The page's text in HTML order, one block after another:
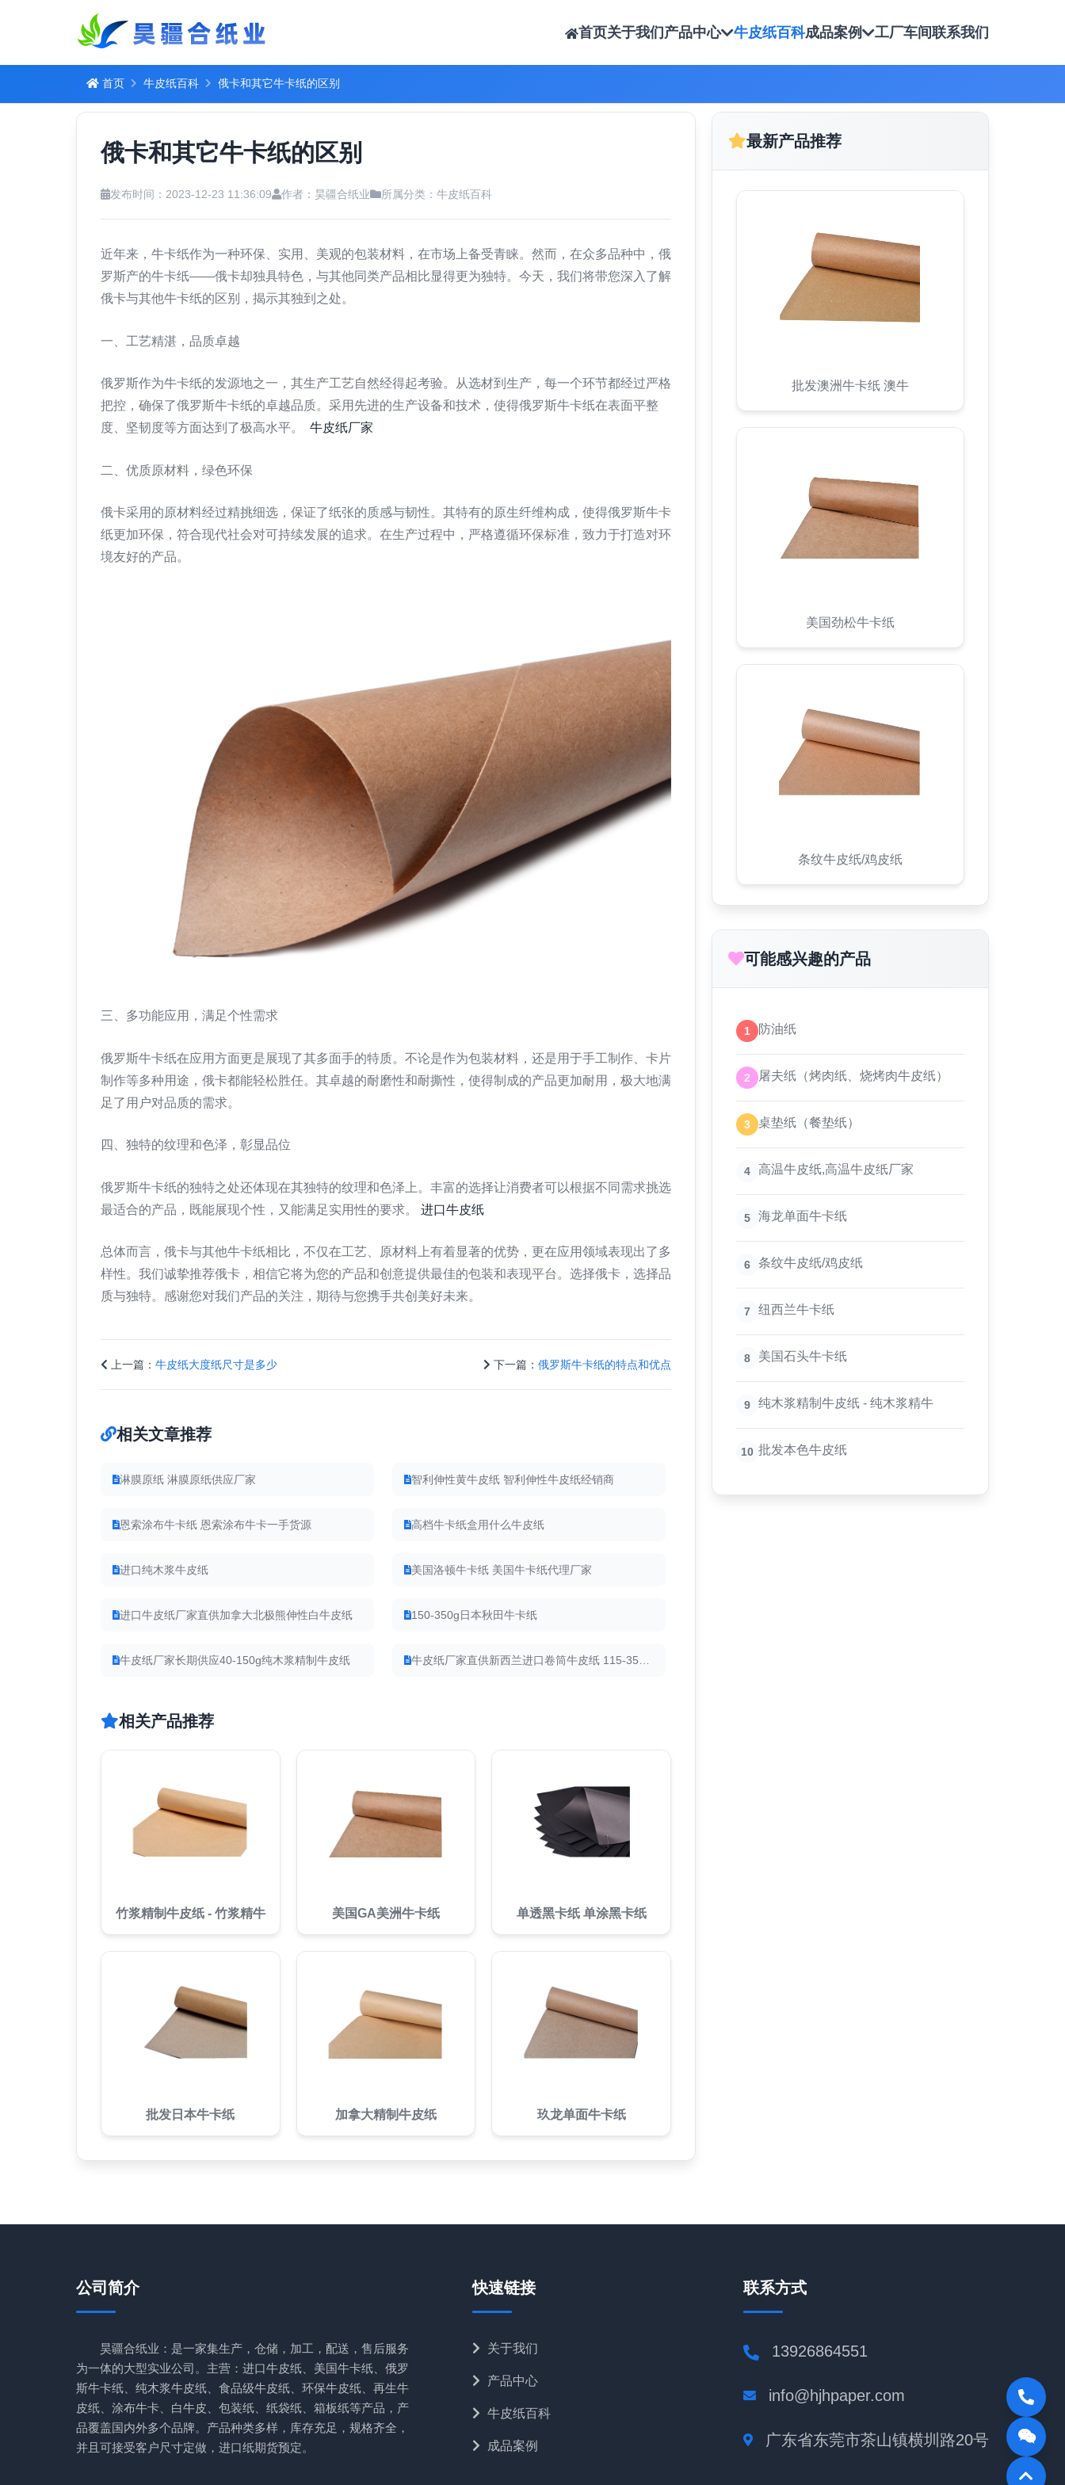
首页关于我们 产品中心 牛皮纸百科成品案例 工厂车间联系我们
首页 牛皮纸百科 俄卡和其它牛卡纸的区别
俄卡和其它牛卡纸的区别
发布时间：2023-12-23 11:36:09 作者：昊疆合纸业 所属分类： 牛皮纸百科
近年来，牛卡纸作为一种环保、实用、美观的包装材料，在市场上备受青睐。然而，在众多品种中，俄
罗斯产的牛卡纸——俄卡却独具特色，与其他同类产品相比显得更为独特。今天，我们将带您深入了解
俄卡与其他牛卡纸的区别，揭示其独到之处。
一、工艺精湛，品质卓越
俄罗斯作为牛卡纸的发源地之一，其生产工艺自然经得起考验。从选材到生产，每一个环节都经过严格
把控，确保了俄罗斯牛卡纸的卓越品质。采用先进的生产设备和技术，使得俄罗斯牛卡纸在表面平整
度、坚韧度等方面达到了极高水平。 牛皮纸厂家
二、优质原材料，绿色环保
俄卡采用的原材料经过精挑细选，保证了纸张的质感与韧性。其特有的原生纤维构成，使得俄罗斯牛卡
纸更加环保，符合现代社会对可持续发展的追求。在生产过程中，严格遵循环保标准，致力于打造对环
境友好的产品。
三、多功能应用，满足个性需求
俄罗斯牛卡纸在应用方面更是展现了其多面手的特质。不论是作为包装材料，还是用于手工制作、卡片
制作等多种用途，俄卡都能轻松胜任。其卓越的耐磨性和耐撕性，使得制成的产品更加耐用，极大地满
足了用户对品质的需求。
四、独特的纹理和色泽，彰显品位
俄罗斯牛卡纸的独特之处还体现在其独特的纹理和色泽上。丰富的选择让消费者可以根据不同需求挑选
最适合的产品，既能展现个性，又能满足实用性的要求。 进口牛皮纸
总体而言，俄卡与其他牛卡纸相比，不仅在工艺、原材料上有着显著的优势，更在应用领域表现出了多
样性。我们诚挚推荐俄卡，相信它将为您的产品和创意提供最佳的包装和表现平台。选择俄卡，选择品
质与独特。感谢您对我们产品的关注，期待与您携手共创美好未来。
上一篇： 牛皮纸大度纸尺寸是多少 下一篇： 俄罗斯牛卡纸的特点和优点
相关文章推荐
淋膜原纸 淋膜原纸供应厂家 智利伸性黄牛皮纸 智利伸性牛皮纸经销商
恩索涂布牛卡纸 恩索涂布牛卡一手货源 高档牛卡纸盒用什么牛皮纸
进口纯木浆牛皮纸 美国洛顿牛卡纸 美国牛卡纸代理厂家
进口牛皮纸厂家直供加拿大北极熊伸性白牛皮纸 150-350g日本秋田牛卡纸
牛皮纸厂家长期供应40-150g纯木浆精制牛皮纸
相关产品推荐
竹浆精制牛皮纸 - 竹浆精牛 美国GA美洲牛卡纸 单透黑卡纸 单涂黑卡纸
批发日本牛卡纸 加拿大精制牛皮纸 玖龙单面牛卡纸
最新产品推荐
批发澳洲牛卡纸 澳牛
美国劲松牛卡纸
条纹牛皮纸/鸡皮纸
可能感兴趣的产品
1 防油纸
2 屠夫纸（烤肉纸、烧烤肉牛皮纸）
3 桌垫纸（餐垫纸）
4 高温牛皮纸,高温牛皮纸厂家
5 海龙单面牛卡纸
6 条纹牛皮纸/鸡皮纸
7 纽西兰牛卡纸
8 美国石头牛卡纸
9 纯木浆精制牛皮纸 - 纯木浆精牛
10 批发本色牛皮纸
公司简介
昊疆合纸业：是一家集生产，仓储，加工，配送，售后服务
为一体的大型实业公司。主营：进口牛皮纸、美国牛卡纸、俄罗
斯牛卡纸、纯木浆牛皮纸、食品级牛皮纸、环保牛皮纸、再生牛
皮纸、涂布牛卡、白牛皮、包装纸、纸袋纸、箱板纸等产品，产
品覆盖国内外多个品牌。产品种类多样，库存充足，规格齐全，
并且可接受客户尺寸定做，进口纸期货预定。
快速链接
关于我们
产品中心
牛皮纸百科
成品案例
联系方式
13926864551
info@hjhpaper.com
广东省东莞市茶山镇横圳路20号